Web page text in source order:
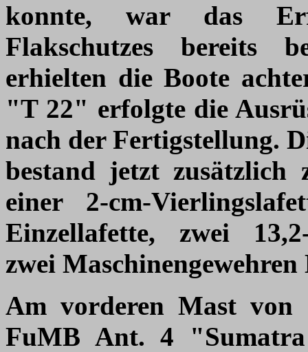
konnte, war das
Flakschutzes bereits
erhielten die Boote
"T 22" erfolgte die
nach der Fertigstellung.
bestand jetzt zusätzlich
einer 2-cm-
Einzellafette, zwei
zwei
Am vorderen Mast
FuMB Ant. 4